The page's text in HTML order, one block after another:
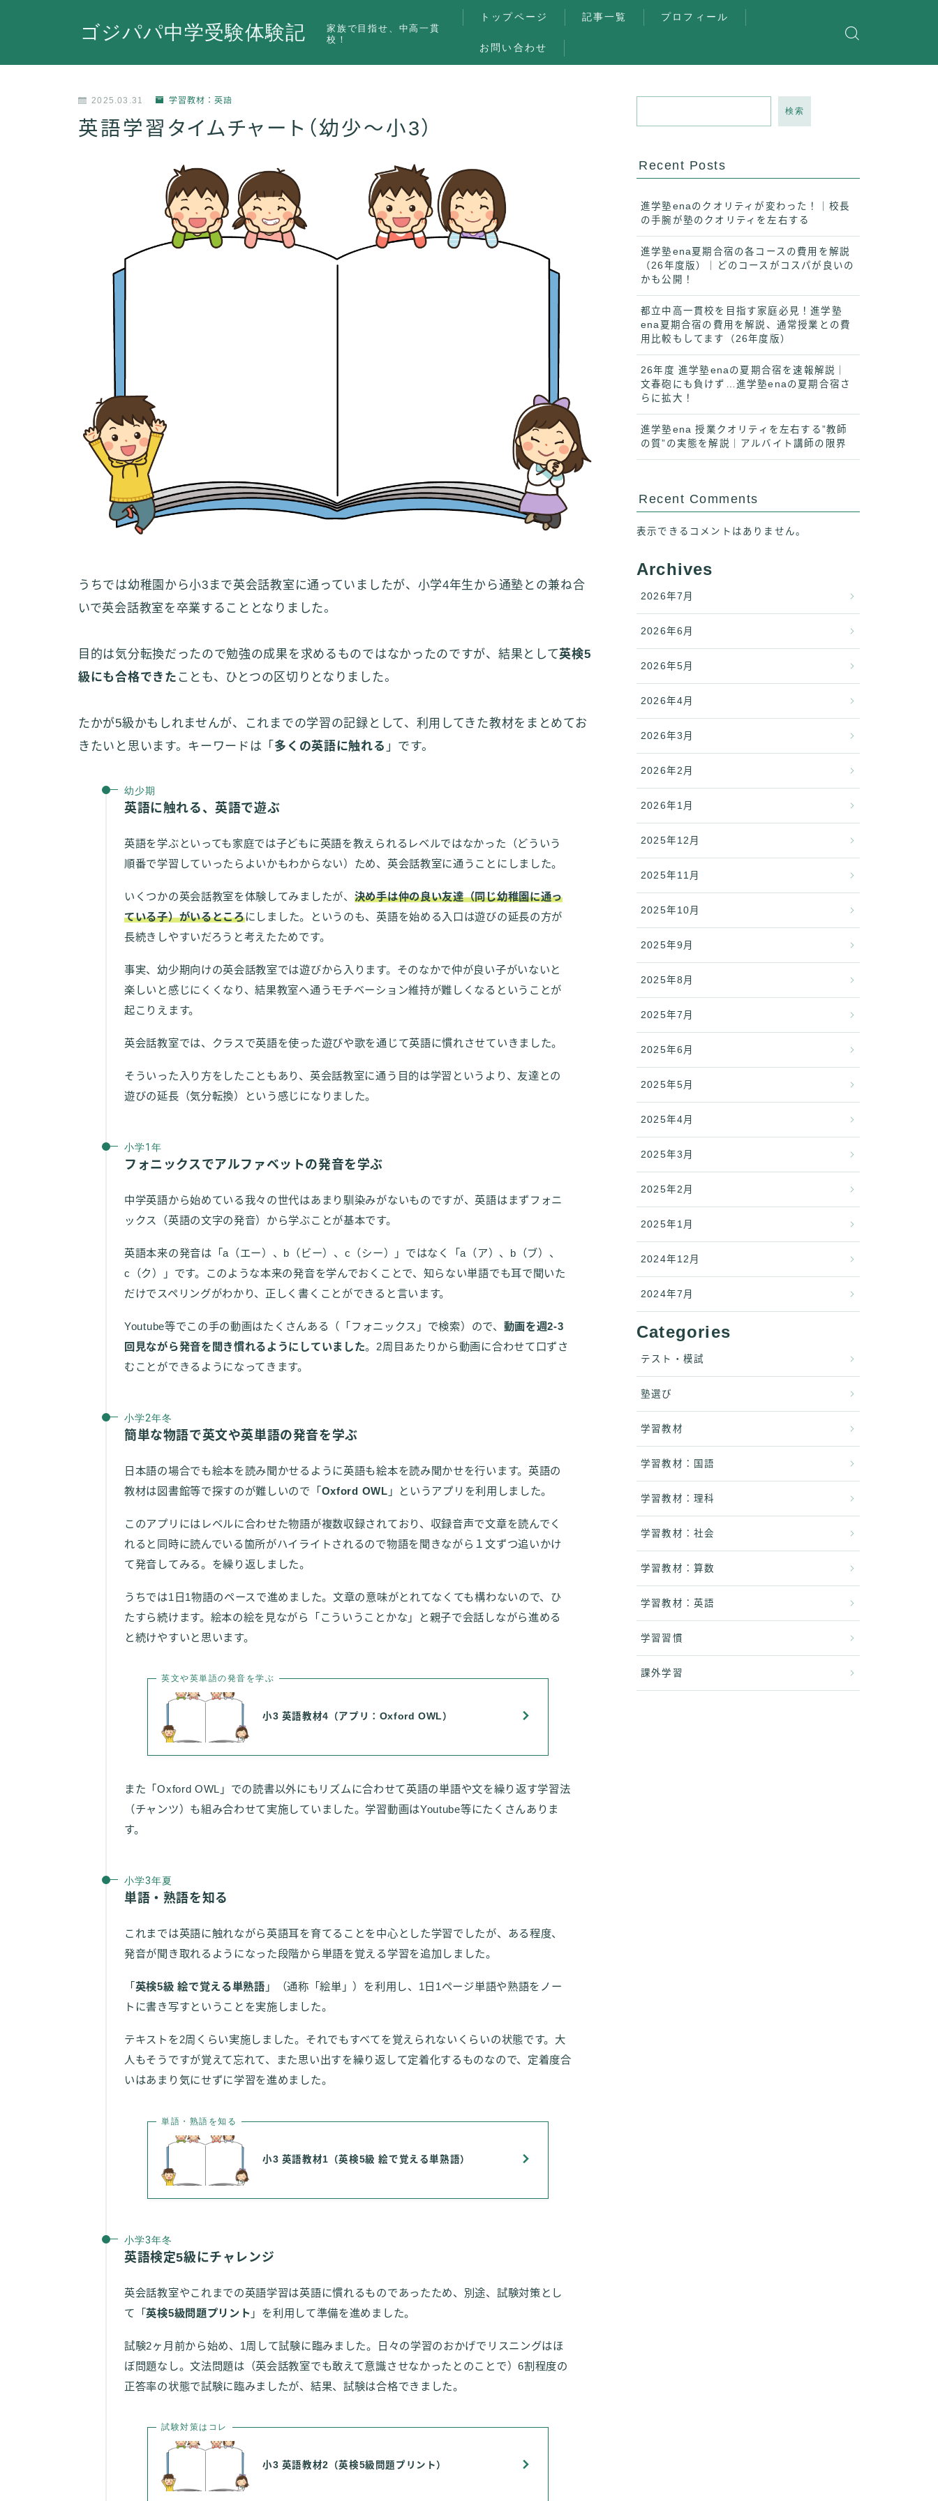
ゴジパパ中学受験体験記
家族で目指せ、中高一貫
校！
トップページ 記事一覧 プロフィール
お問い合わせ
2025.03.31 学習教材：英語
英語学習タイムチャート（幼少～小3）
うちでは幼稚園から小3まで英会話教室に通っていましたが、小学4年生から通塾との兼ね合
いで英会話教室を卒業することとなりました。
目的は気分転換だったので勉強の成果を求めるものではなかったのですが、結果として英検5
級にも合格できた ことも、ひとつの区切りとなりました。
たかが5級かもしれませんが、これまでの学習の記録として、利用してきた教材をまとめてお
きたいと思います。キーワードは「 多くの英語に触れる 」です。
幼少期
英語に触れる、英語で遊ぶ
英語を学ぶといっても家庭では子どもに英語を教えられるレベルではなかった（どういう
順番で学習していったらよいかもわからない）ため、英会話教室に通うことにしました。
いくつかの英会話教室を体験してみましたが、 決め手は仲の良い友達（同じ幼稚園に通っ
ている子）がいるところにしました。というのも、英語を始める入口は遊びの延長の方が
長続きしやすいだろうと考えたためです。
事実、幼少期向けの英会話教室では遊びから入ります。そのなかで仲が良い子がいないと
楽しいと感じにくくなり、結果教室へ通うモチベーション維持が難しくなるということが
起こりえます。
英会話教室では、クラスで英語を使った遊びや歌を通じて英語に慣れさせていきました。
そういった入り方をしたこともあり、英会話教室に通う目的は学習というより、友達との
遊びの延長（気分転換）という感じになりました。
小学1年
フォニックスでアルファベットの発音を学ぶ
中学英語から始めている我々の世代はあまり馴染みがないものですが、英語はまずフォニ
ックス（英語の文字の発音）から学ぶことが基本です。
英語本来の発音は「a（エー）、b（ビー）、c（シー）」ではなく「a（ア）、b（ブ）、
c（ク）」です。このような本来の発音を学んでおくことで、知らない単語でも耳で聞いた
だけでスペリングがわかり、正しく書くことができると言います。
Youtube等でこの手の動画はたくさんある（「フォニックス」で検索）ので、 動画を週2-3
回見ながら発音を聞き慣れるようにしていました。2周目あたりから動画に合わせて口ずさ
むことができるようになってきます。
小学2年冬
簡単な物語で英文や英単語の発音を学ぶ
日本語の場合でも絵本を読み聞かせるように英語も絵本を読み聞かせを行います。英語の
教材は図書館等で探すのが難しいので「 Oxford OWL 」というアプリを利用しました。
このアプリにはレベルに合わせた物語が複数収録されており、収録音声で文章を読んでく
れると同時に読んでいる箇所がハイライトされるので物語を聞きながら１文ずつ追いかけ
て発音してみる。を繰り返しました。
うちでは1日1物語のペースで進めました。文章の意味がとれてなくても構わないので、ひ
たすら続けます。絵本の絵を見ながら「こういうことかな」と親子で会話しながら進める
と続けやすいと思います。
英文や英単語の発音を学ぶ
小3 英語教材4（アプリ：Oxford OWL）
また「Oxford OWL」での読書以外にもリズムに合わせて英語の単語や文を繰り返す学習法
（チャンツ）も組み合わせて実施していました。学習動画はYoutube等にたくさんありま
す。
小学3年夏
単語・熟語を知る
これまでは英語に触れながら英語耳を育てることを中心とした学習でしたが、ある程度、
発音が聞き取れるようになった段階から単語を覚える学習を追加しました。
「 英検5級 絵で覚える単熟語 」（通称「絵単」）を利用し、1日1ページ単語や熟語をノー
トに書き写すということを実施しました。
テキストを2周くらい実施しました。それでもすべてを覚えられないくらいの状態です。大
人もそうですが覚えて忘れて、また思い出すを繰り返して定着化するものなので、定着度合
いはあまり気にせずに学習を進めました。
単語・熟語を知る
小3 英語教材1（英検5級 絵で覚える単熟語）
小学3年冬
英語検定5級にチャレンジ
英会話教室やこれまでの英語学習は英語に慣れるものであったため、別途、試験対策とし
て「英検5級問題プリント 」を利用して準備を進めました。
試験2ヶ月前から始め、1周して試験に臨みました。日々の学習のおかげでリスニングはほ
ぼ問題なし。文法問題は（英会話教室でも敢えて意識させなかったとのことで）6割程度の
正答率の状態で試験に臨みましたが、結果、試験は合格できました。
試験対策はコレ
小3 英語教材2（英検5級問題プリント）
検索
Recent Posts
進学塾enaのクオリティが変わった！｜校長
の手腕が塾のクオリティを左右する
進学塾ena夏期合宿の各コースの費用を解説
（26年度版）｜どのコースがコスパが良いの
かも公開！
都立中高一貫校を目指す家庭必見！進学塾
ena夏期合宿の費用を解説、通常授業との費
用比較もしてます（26年度版）
26年度 進学塾enaの夏期合宿を速報解説｜
文春砲にも負けず…進学塾enaの夏期合宿さ
らに拡大！
進学塾ena 授業クオリティを左右する”教師
の質”の実態を解説｜アルバイト講師の限界
Recent Comments
表示できるコメントはありません。
Archives
2026年7月
2026年6月
2026年5月
2026年4月
2026年3月
2026年2月
2026年1月
2025年12月
2025年11月
2025年10月
2025年9月
2025年8月
2025年7月
2025年6月
2025年5月
2025年4月
2025年3月
2025年2月
2025年1月
2024年12月
2024年7月
Categories
テスト・模試
塾選び
学習教材
学習教材：国語
学習教材：理科
学習教材：社会
学習教材：算数
学習教材：英語
学習習慣
課外学習